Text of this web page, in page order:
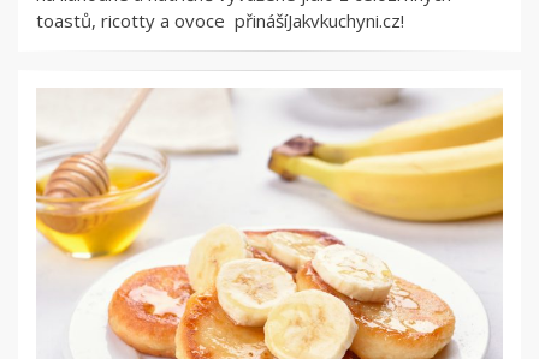
toastů, ricotty a ovoce přinášíJakvkuchyni.cz!